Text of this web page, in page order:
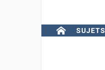
SUJETS